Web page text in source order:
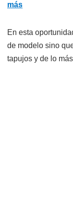
más
En esta
de modelo sino
tapujos y de lo